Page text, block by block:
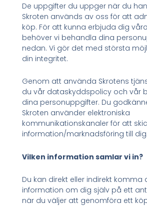
De uppgifter du uppger när du
Skroten används av oss för att
köp. För att kunna erbjuda dig
behöver vi behandla dina
nedan. Vi gör det med största
din integritet.
Genom att använda Skrotens
du vår dataskyddspolicy och vår
dina personuppgifter. Du
Skroten använder elektroniska
kommunikationskanaler för att
information/marknadsföring till dig.
Vilken information samlar vi in?
Du kan direkt eller indirekt komma
information om dig själv på ett
när du väljer att genomföra ett